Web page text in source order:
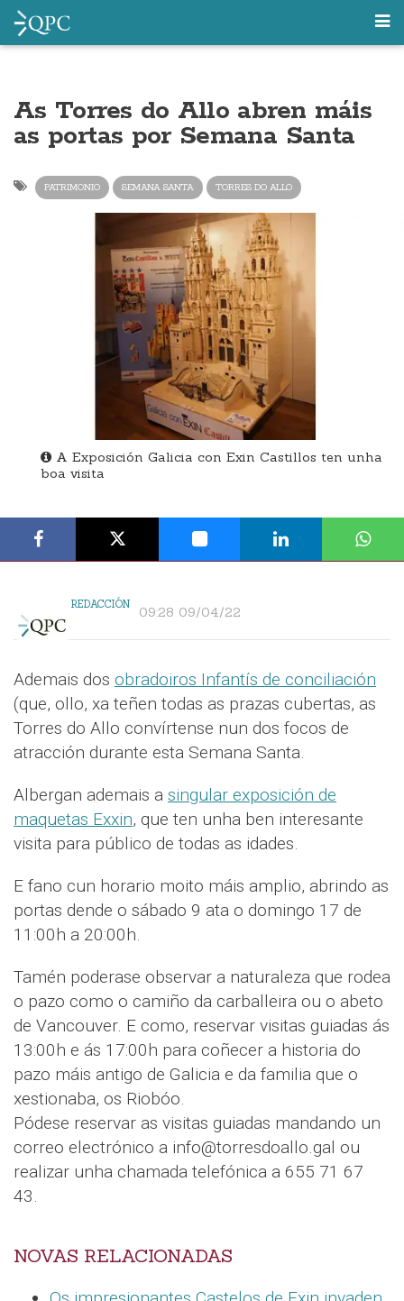
As Torres do Allo abren máis
as portas por Semana Santa
PATRIMONIO SEMANA SANTA TORRES DO ALLO
A Exposición Galicia con Exin Castillos ten unha
boa visita
REDACCIÓN 09:28 09/04/22
Ademais dos obradoiros Infantís de conciliación
(que, ollo, xa teñen todas as prazas cubertas, as
Torres do Allo convírtense nun dos focos de
atracción durante esta Semana Santa.
Albergan ademais a singular exposición de
maquetas Exxin, que ten unha ben interesante
visita para público de todas as idades.
E fano cun horario moito máis amplio, abrindo as
portas dende o sábado 9 ata o domingo 17 de
11:00h a 20:00h.
Tamén poderase observar a naturaleza que rodea
o pazo como o camiño da carballeira ou o abeto
de Vancouver. E como, reservar visitas guiadas ás
13:00h e ás 17:00h para coñecer a historia do
pazo máis antigo de Galicia e da familia que o
xestionaba, os Riobóo.
Pódese reservar as visitas guiadas mandando un
correo electrónico a info@torresdoallo.gal ou
realizar unha chamada telefónica a 655 71 67
43.
NOVAS RELACIONADAS